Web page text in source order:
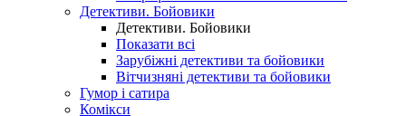
Детективи. Бойовики
Детективи. Бойовики
Показати всі
Зарубіжні детективи та бойовики
Вітчизняні детективи та бойовики
Гумор і сатира
Комікси